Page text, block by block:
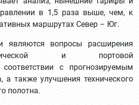
в 1,5 раза выше, чем, к
маршрутах Север – Юг.
вопросы расширения
и портовой
с прогнозируемым
а также улучшения технического
полотна.